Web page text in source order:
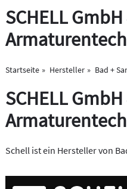
SCHELL GmbH
Startseite Hersteller Bad +
SCHELL GmbH
Schell ist ein Hersteller von